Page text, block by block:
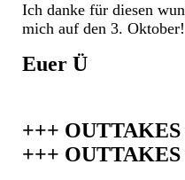
Ich danke für diesen
mich auf den 3. Oktober!
Euer Ü
+++
+++ OUTTAKES